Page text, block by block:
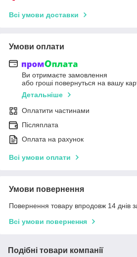
Всі умови доставки
Умови оплати
Ви отримаєте замовлення
або гроші повернуться на вашу
Детальніше
Оплатити частинами
Післяплата
Оплата на рахунок
Всі умови оплати
Умови повернення
Повернення товару впродовж 14 днів
Всі умови повернення
Подібні товари компанії